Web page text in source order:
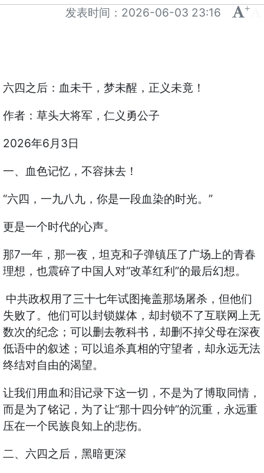
发表时间： 2026-06-03 23:16 +
六四之后：血未干，梦未醒，正义未竟！
作者：草头大将军，仁义勇公子
2026年6月3日
一、血色记忆，不容抹去！
“六四，一九八九，你是一段血染的时光。”
更是一个时代的心声。
那7一年，那一夜，坦克和子弹镇压了广场上的青春
理想，也震碎了中国人对“改革红利”的最后幻想。
中共政权用了三十七年试图掩盖那场屠杀，但他们
失败了。他们可以封锁媒体，却封锁不了互联网上无
数次的纪念；可以删去教科书，却删不掉父母在深夜
低语中的叙述；可以追杀真相的守望者，却永远无法
终结对自由的渴望。
让我们用血和泪记录下这一切，不是为了博取同情，
而是为了铭记，为了让“那十四分钟”的沉重，永远重
压在一个民族良知上的悲伤。
二、六四之后，黑暗更深